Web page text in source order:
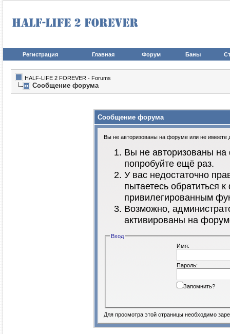
Регистрация Главная Форум Баны
HALF-LIFE 2 FOREVER - Forums
Сообщение форума
Сообщение форума
Вы не авторизованы на форуме или не имеете
Вы не авторизованы
попробуйте ещё раз.
У вас недостаточно
пытаетесь обратиться
привилегированным
Возможно,
активированы на
Вход
Имя:
Пароль:
Запомнить?
Для просмотра этой страницы необходимо